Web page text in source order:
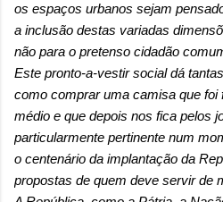
os espaços urbanos sejam
a inclusão destas variadas
não para o pretenso cidadão
Este pronto-a-vestir social dá
como comprar uma camisa que foi
médio e que depois nos fica pelos
particularmente pertinente num
o centenário da implantação da
propostas de quem deve servir de